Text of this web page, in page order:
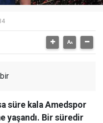
süre kala Amedspor
yaşandı. Bir süredir